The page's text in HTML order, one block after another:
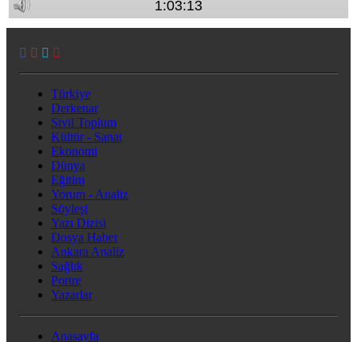
Türkiye
Derkenar
Sivil Toplum
Kültür - Sanat
Ekonomi
Dünya
Eğitim
Yorum - Analiz
Söyleşi
Yazı Dizisi
Dosya Haber
Ankara Analiz
Sağlık
Portre
Yazarlar
Anasayfa